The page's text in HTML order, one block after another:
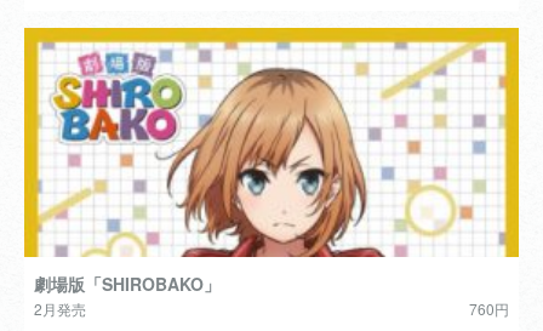
劇場版「SHIROBAKO」
2月発売 760円